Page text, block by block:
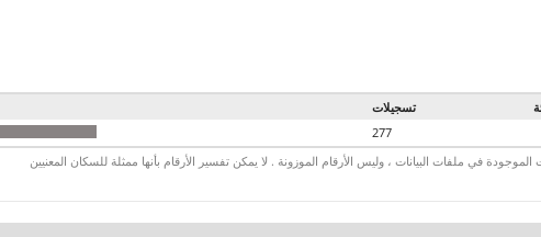
تسجيلات
277
في ملفات البيانات ، وليس الأرقام الموزونة . لا يمكن تفسير الأرقام بأنها ممثلة للسكان المعنيين